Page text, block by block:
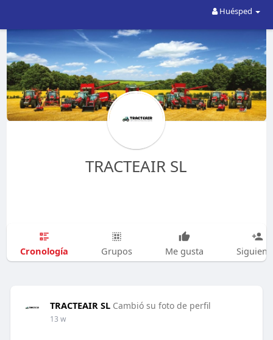
Huésped
TRACTEAIR SL
Cronología Grupos Me gusta
TRACTEAIR SL Cambió su foto de perfil
13 w